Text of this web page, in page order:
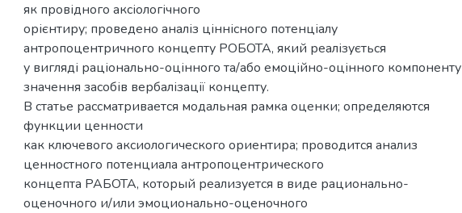
як провідного аксіологічного
орієнтиру; проведено аналіз ціннісного потенціалу
антропоцентричного концепту РОБОТА, який реалізується
у вигляді раціонально-оцінного та/або емоційно-оцінного компоненту
значення засобів вербалізації концепту.
В статье рассматривается модальная рамка оценки; определяются
функции ценности
как ключевого аксиологического ориентира; проводится анализ
ценностного потенциала антропоцентрического
концепта РАБОТА, который реализуется в виде рационально-
оценочного и/или эмоционально-оценочного